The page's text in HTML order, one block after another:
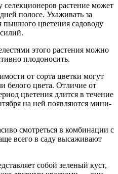
селекционеров растение может
полосе. Ухаживать за
пышного цветения садоводу
этого растения можно
плодоносить.
от сорта цветки могут
белого цвета. Отличие от
цветения длится в течение
на ней появляются мини-
смотреться в комбинации с
всего в саду высаживают
собой зеленый куст,